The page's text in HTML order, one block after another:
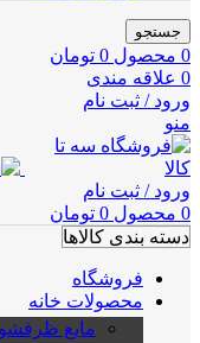
جستجو
0 محصول 0 تومان
0 علاقه مندی
ورود / ثبت نام
منو
ورود / ثبت نام
0 محصول 0 تومان
دسته بندی کالاها
فروشگاه
محصولات خانه
مایع